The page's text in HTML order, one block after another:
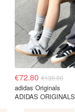
€72.80 €130.00
adidas Originals
ADIDAS ORIGINALS